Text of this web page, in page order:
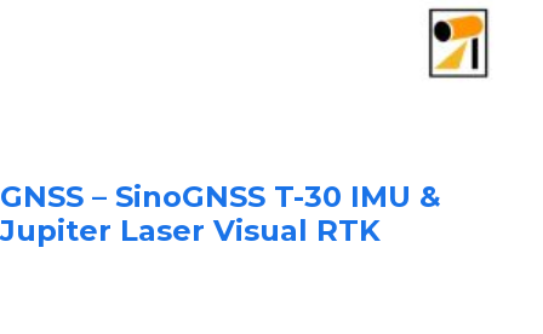
GNSS – SinoGNSS T-30 IMU &
Jupiter Laser Visual RTK